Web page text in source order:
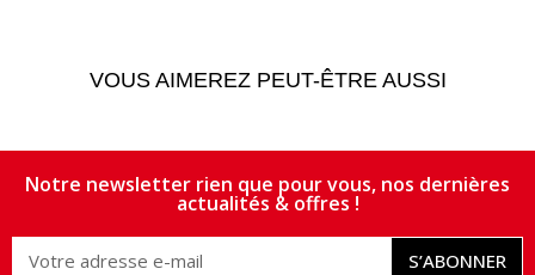
VOUS AIMEREZ PEUT-ÊTRE AUSSI
Notre newsletter rien que pour vous, nos dernières
actualités & offres !
S’ABONNER